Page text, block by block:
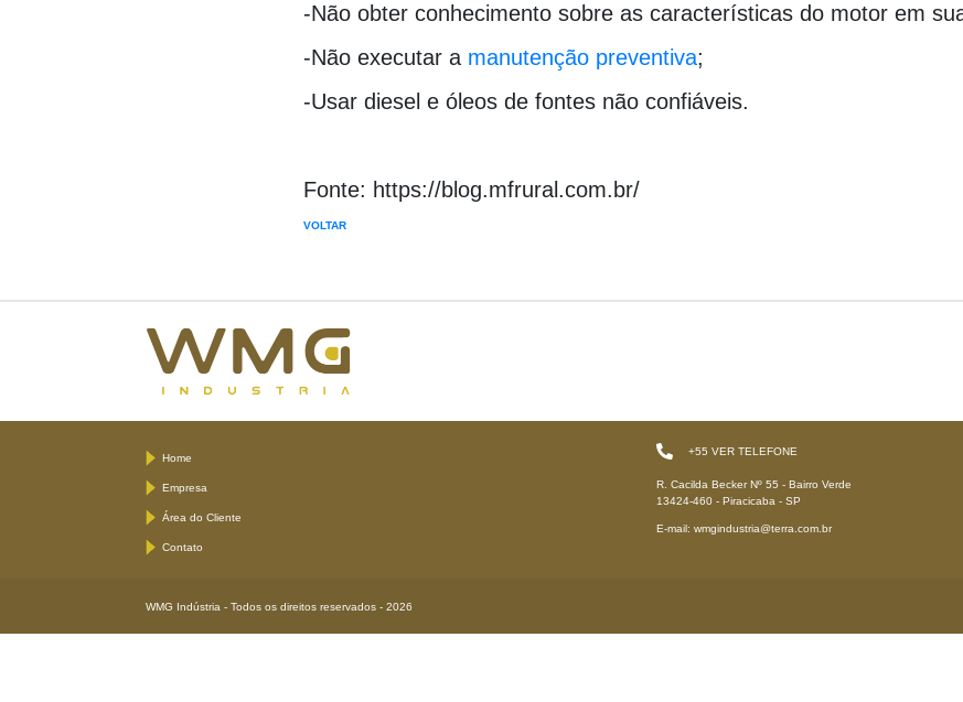
-Não obter conhecimento sobre as características do motor em
-Não executar a manutenção preventiva;
-Usar diesel e óleos de fontes não confiáveis.
Fonte: https://blog.mfrural.com.br/
VOLTAR
Home
Empresa
Área do Cliente
Contato
+55 VER TELEFONE
R. Cacilda Becker Nº 55 - Bairro Verde
13424-460 - Piracicaba - SP
E-mail: wmgindustria@terra.com.br
WMG Indústria - Todos os direitos reservados - 2026